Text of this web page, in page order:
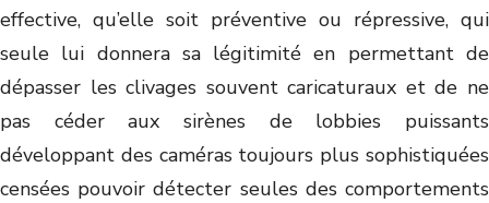
effective, qu’elle soit préventive ou répressive, qui
seule lui donnera sa légitimité en permettant de
dépasser les clivages souvent caricaturaux et de ne
pas céder aux sirènes de lobbies puissants
développant des caméras toujours plus sophistiquées
censées pouvoir détecter seules des comportements